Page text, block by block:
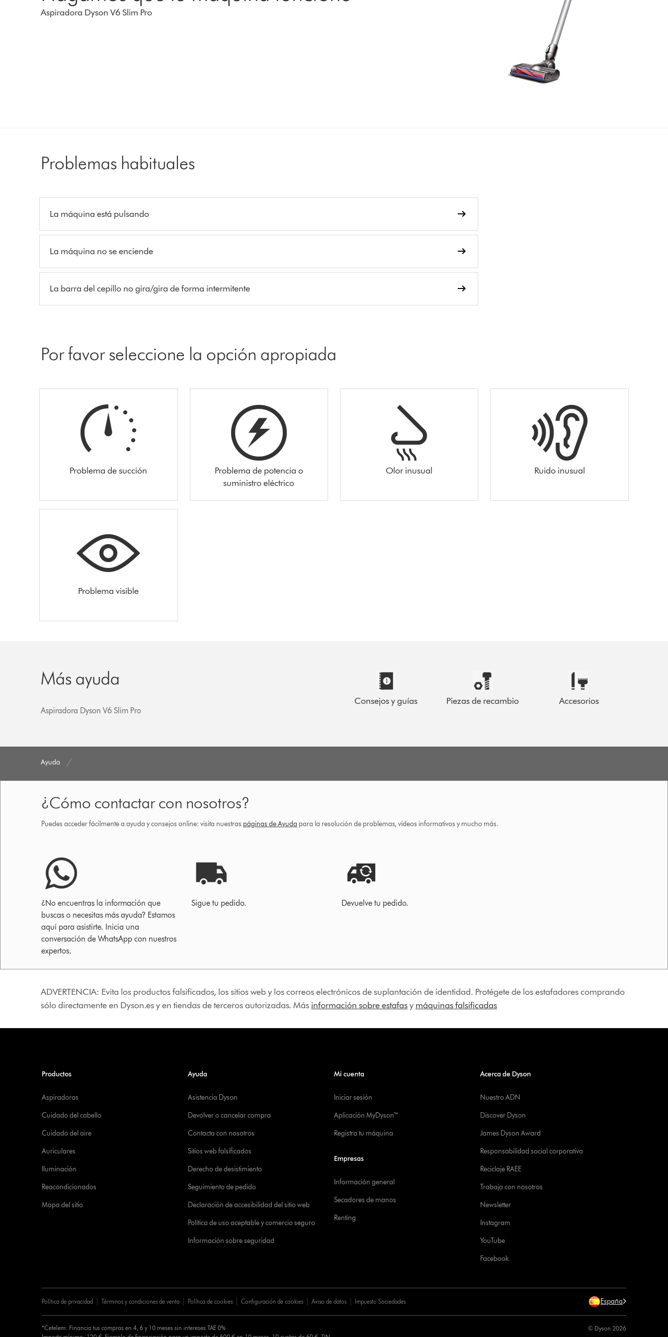
Aspiradora Dyson V6 Slim Pro
Problemas habituales
La máquina está pulsando
La máquina no se enciende
La barra del cepillo no gira/gira de forma intermitente
Por favor seleccione la opción apropiada
Problema de succión
Problema de potencia o
suministro eléctrico
Olor inusual Ruido inusual
Problema visible
Más ayuda
Aspiradora Dyson V6 Slim Pro
Consejos y guías Piezas de recambio Accesorios
Ayuda
¿Cómo contactar con nosotros?
Puedes acceder fácilmente a ayuda y consejos online: visita nuestras páginas de Ayuda para la resolución de problemas, vídeos informativos y mucho más.
¿No encuentras la información que
buscas o necesitas más ayuda? Estamos
aquí para asistirte. Inicia una
conversación de WhatsApp con nuestros
expertos.
Sigue tu pedido. Devuelve tu pedido.
ADVERTENCIA: Evita los productos falsificados, los sitios web y los correos electrónicos de suplantación de identidad. Protégete de los estafadores comprando
sólo directamente en Dyson.es y en tiendas de terceros autorizadas. Más información sobre estafasy máquinas falsificadas
Productos
Aspiradoras
Cuidado del cabello
Cuidado del aire
Auriculares
Iluminación
Reacondicionados
Mapa del sitio
Ayuda
Asistencia Dyson
Devolver o cancelar compra
Contacta con nosotros
Sitios web falsificados
Derecho de desistimiento
Seguimiento de pedido
Declaración de accesibilidad del sitio web
Política de uso aceptable y comercio seguro
Información sobre seguridad
Mi cuenta
Iniciar sesión
Aplicación MyDyson™
Registra tu máquina
Empresas
Información general
Secadores de manos
Renting
Acerca de Dyson
Nuestro ADN
Discover Dyson
James Dyson Award
Responsabilidad social corporativa
Reciclaje RAEE
Trabaja con nosotros
Newsletter
Instagram
YouTube
Facebook
Política de privacidad Términos y condiciones de venta Política de cookies Configuración de cookies Aviso de datos Impuesto Sociedades España
*Cetelem: Financia tus compras en 4, 6 y 10 meses sin intereses TAE 0%
© Dyson 2026